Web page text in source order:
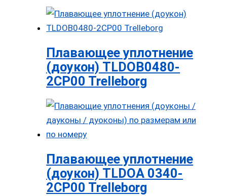
Плавающее уплотнение
(доукон) TLDOB0480-
2CP00 Trelleborg
Плавающее уплотнение
(доукон) TLDOA 0340-
2CP00 Trelleborg